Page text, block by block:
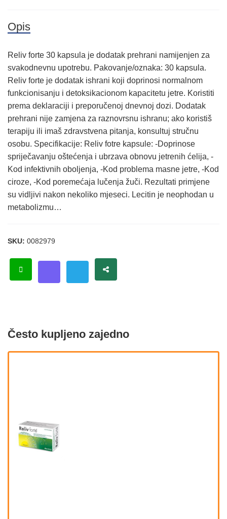
Opis
Reliv forte 30 kapsula je dodatak prehrani namijenjen za
svakodnevnu upotrebu. Pakovanje/oznaka: 30 kapsula.
Reliv forte je dodatak ishrani koji doprinosi normalnom
funkcionisanju i detoksikacionom kapacitetu jetre. Koristiti
prema deklaraciji i preporučenoj dnevnoj dozi. Dodatak
prehrani nije zamjena za raznovrsnu ishranu; ako koristiš
terapiju ili imaš zdravstvena pitanja, konsultuj stručnu
osobu. Specifikacije: Reliv fotre kapsule: -Doprinose
spriječavanju oštećenja i ubrzava obnovu jetrenih ćelija, -
Kod infektivnih oboljenja, -Kod problema masne jetre, -Kod
ciroze, -Kod poremećaja lučenja žuči. Rezultati primjene
su vidljivi nakon nekoliko mjeseci. Lecitin je neophodan u
metabolizmu…
SKU: 0082979
Često kupljeno zajedno